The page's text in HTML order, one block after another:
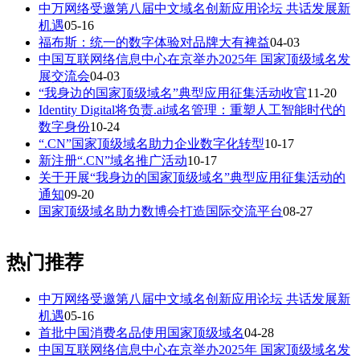
中万网络受邀第八届中文域名创新应用论坛 共话发展新
机遇05-16
福布斯：统一的数字体验对品牌大有裨益04-03
中国互联网络信息中心在京举办2025年 国家顶级域名发
展交流会04-03
“我身边的国家顶级域名”典型应用征集活动收官11-20
Identity Digital将负责.ai域名管理：重塑人工智能时代的
数字身份10-24
“.CN”国家顶级域名助力企业数字化转型10-17
新注册“.CN”域名推广活动10-17
关于开展“我身边的国家顶级域名”典型应用征集活动的
通知09-20
国家顶级域名助力数博会打造国际交流平台08-27
热门推荐
中万网络受邀第八届中文域名创新应用论坛 共话发展新
机遇05-16
首批中国消费名品使用国家顶级域名04-28
中国互联网络信息中心在京举办2025年 国家顶级域名发